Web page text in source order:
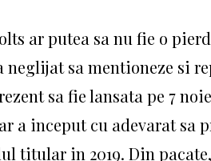
ar putea sa nu fie o
neglijat sa mentioneze si
sa fie lansata pe 7
a inceput cu adevarat sa
titular in 2019. Din